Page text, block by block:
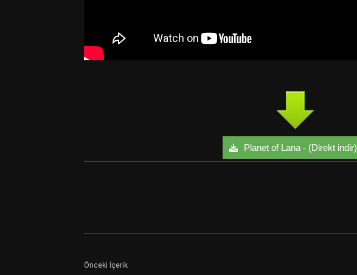
Planet of Lana - (Direkt indir)
Önceki İçerik